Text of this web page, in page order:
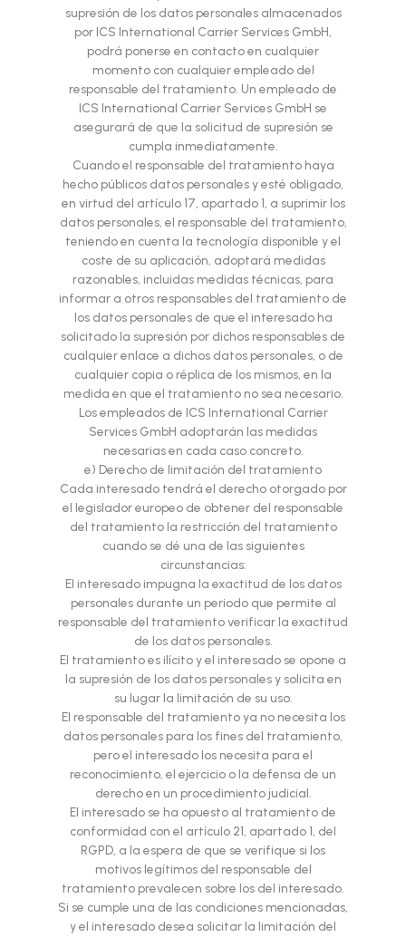
supresión de los datos personales almacenados
por ICS International Carrier Services GmbH,
podrá ponerse en contacto en cualquier
momento con cualquier empleado del
responsable del tratamiento. Un empleado de
ICS International Carrier Services GmbH se
asegurará de que la solicitud de supresión se
cumpla inmediatamente.
Cuando el responsable del tratamiento haya
hecho públicos datos personales y esté obligado,
en virtud del artículo 17, apartado 1, a suprimir los
datos personales, el responsable del tratamiento,
teniendo en cuenta la tecnología disponible y el
coste de su aplicación, adoptará medidas
razonables, incluidas medidas técnicas, para
informar a otros responsables del tratamiento de
los datos personales de que el interesado ha
solicitado la supresión por dichos responsables de
cualquier enlace a dichos datos personales, o de
cualquier copia o réplica de los mismos, en la
medida en que el tratamiento no sea necesario.
Los empleados de ICS International Carrier
Services GmbH adoptarán las medidas
necesarias en cada caso concreto.
e) Derecho de limitación del tratamiento
Cada interesado tendrá el derecho otorgado por
el legislador europeo de obtener del responsable
del tratamiento la restricción del tratamiento
cuando se dé una de las siguientes
circunstancias:
El interesado impugna la exactitud de los datos
personales durante un periodo que permite al
responsable del tratamiento verificar la exactitud
de los datos personales.
El tratamiento es ilícito y el interesado se opone a
la supresión de los datos personales y solicita en
su lugar la limitación de su uso.
El responsable del tratamiento ya no necesita los
datos personales para los fines del tratamiento,
pero el interesado los necesita para el
reconocimiento, el ejercicio o la defensa de un
derecho en un procedimiento judicial.
El interesado se ha opuesto al tratamiento de
conformidad con el artículo 21, apartado 1, del
RGPD, a la espera de que se verifique si los
motivos legítimos del responsable del
tratamiento prevalecen sobre los del interesado.
Si se cumple una de las condiciones mencionadas,
y el interesado desea solicitar la limitación del